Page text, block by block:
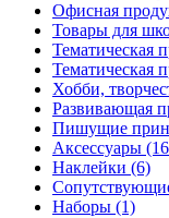
Офисная
Товары для
Тематическая
Тематическая
Хобби,
Развивающая
Пишущие
Аксессуары
Наклейки (6)
Наборы (1)